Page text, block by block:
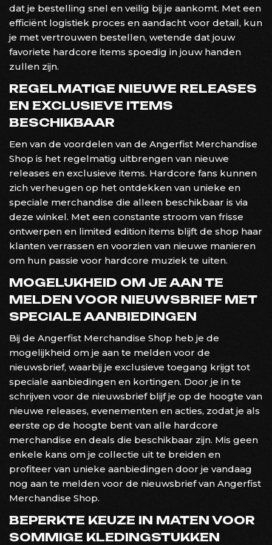
dat je bestelling snel en veilig bij je aankomt. Met een
efficiënt logistiek proces en aandacht voor detail, kun
je met vertrouwen bestellen, wetende dat jouw
favoriete hardcore items spoedig in jouw handen
zullen zijn.
REGELMATIGE NIEUWE RELEASES
EN EXCLUSIEVE ITEMS
BESCHIKBAAR
Een van de voordelen van de Angerfist Merchandise
Shop is het regelmatig uitbrengen van nieuwe
releases en exclusieve items. Hardcore fans kunnen
zich verheugen op het ontdekken van unieke en
speciale merchandise die alleen beschikbaar is via
deze winkel. Met een constante stroom van frisse
ontwerpen en limited edition items blijft de shop haar
klanten verrassen en voorzien van nieuwe manieren
om hun passie voor hardcore muziek te uiten.
MOGELIJKHEID OM JE AAN TE
MELDEN VOOR NIEUWSBRIEF MET
SPECIALE AANBIEDINGEN
Bij de Angerfist Merchandise Shop heb je de
mogelijkheid om je aan te melden voor de
nieuwsbrief, waarbij je exclusieve toegang krijgt tot
speciale aanbiedingen en kortingen. Door je in te
schrijven voor de nieuwsbrief blijf je op de hoogte van
nieuwe releases, evenementen en acties, zodat je als
eerste op de hoogte bent van alle hardcore
merchandise en deals die beschikbaar zijn. Mis geen
enkele kans om je collectie uit te breiden en
profiteer van unieke aanbiedingen door je vandaag
nog aan te melden voor de nieuwsbrief van Angerfist
Merchandise Shop.
BEPERKTE KEUZE IN MATEN VOOR
SOMMIGE KLEDINGSTUKKEN